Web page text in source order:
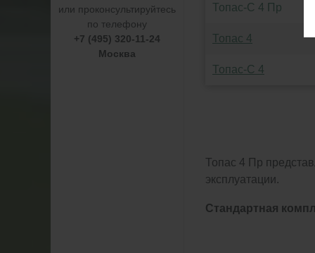
или проконсультируйтесь
по телефону
+7 (495) 320-11-24
Москва
Топас-С 4 Пр
Топас 4
Топас-С 4
Топас 4 Пр
эксплуатации.
Стандартная